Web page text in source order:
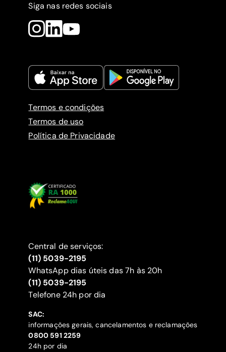
Siga nas redes sociais
Termos e condições
Termos de uso
Política de Privacidade
Central de serviços:
(11) 5039-2195
WhatsApp dias úteis das 7h às 20h
(11) 5039-2195
‍Telefone 24h por dia
SAC:
informações gerais, cancelamentos e reclamações
‍0800 591 2259
24h por dia